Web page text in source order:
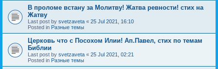
В проломе встану за Молитву! Жатва ревности! стих на
Жатву
Last post by svetzaveta « 25 Jul 2021, 16:10
Posted in Разные темы
Церковь что с Посохом Илии! Ап.Павел, стих по темам
Библии
Last post by svetzaveta « 25 Jul 2021, 02:21
Posted in Разные темы